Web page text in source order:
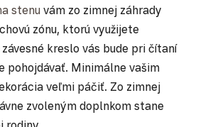
stenu vám zo zimnej záhrady
zónu, ktorú využijete
kreslo vás bude pri čítaní
pohojdávať. Minimálne vašim
veľmi páčiť. Zo zimnej
zvoleným doplnkom stane